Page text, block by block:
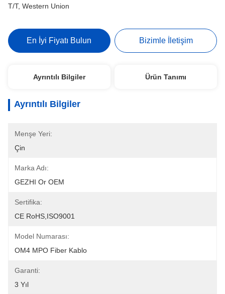
T/T, Western Union
En İyi Fiyatı Bulun Bizimle İletişim
Ayrıntılı Bilgiler Ürün Tanımı
Ayrıntılı Bilgiler
Menşe Yeri:
Çin
Marka Adı:
GEZHI Or OEM
Sertifika:
CE RoHS,ISO9001
Model Numarası:
OM4 MPO Fiber Kablo
Garanti:
3 Yıl